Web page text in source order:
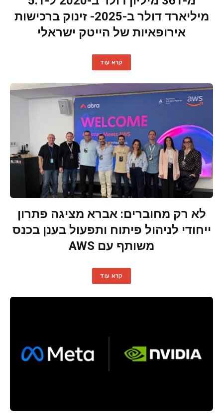
מיליארד דולר ב-2025- זינוק ברכישות
אירופאיות של הייטק ישראלי
קרא עוד
לא רק מחוברים: אברא מציגה פתרון
ייחודי לניהול פיתוח ותפעול בענן בכנס
משותף עם AWS
קרא עוד